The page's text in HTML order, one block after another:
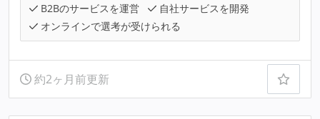
B2Bのサービスを運営
自社サービスを開発
オンラインで選考が受けられる
約2ヶ月前更新